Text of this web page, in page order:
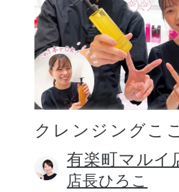
クレンジングこ
有楽町マルイ
店長ひろこ